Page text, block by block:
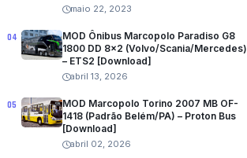
maio 22, 2023
MOD Ônibus Marcopolo Paradiso G8
1800 DD 8x2 (Volvo/Scania/Mercedes)
– ETS2 [Download]
abril 13, 2026
MOD Marcopolo Torino 2007 MB OF-
1418 (Padrão Belém/PA) – Proton Bus
[Download]
abril 02, 2026